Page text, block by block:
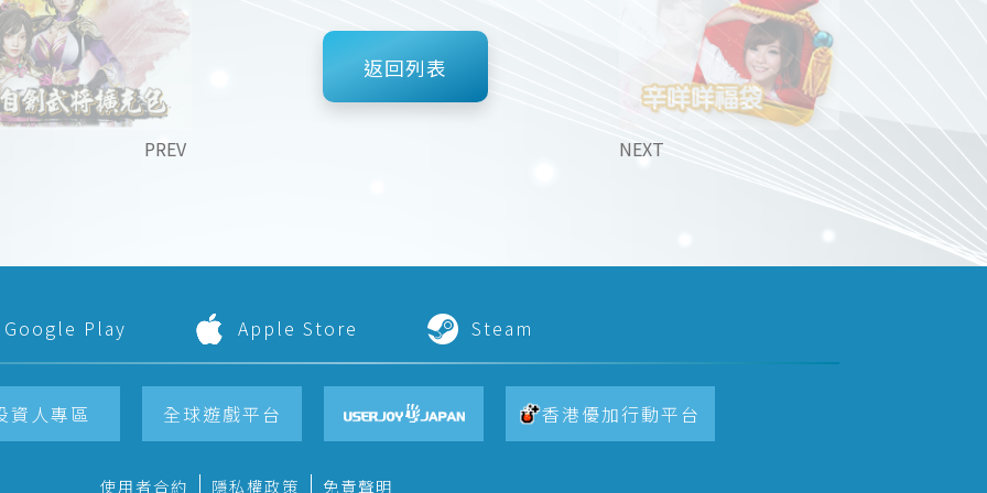
PREV
返回列表
NEXT
Google Play Apple Store Steam
資人專區 全球遊戲平台 香港優加行動平台
使用者合約 隱私權政策 免責聲明